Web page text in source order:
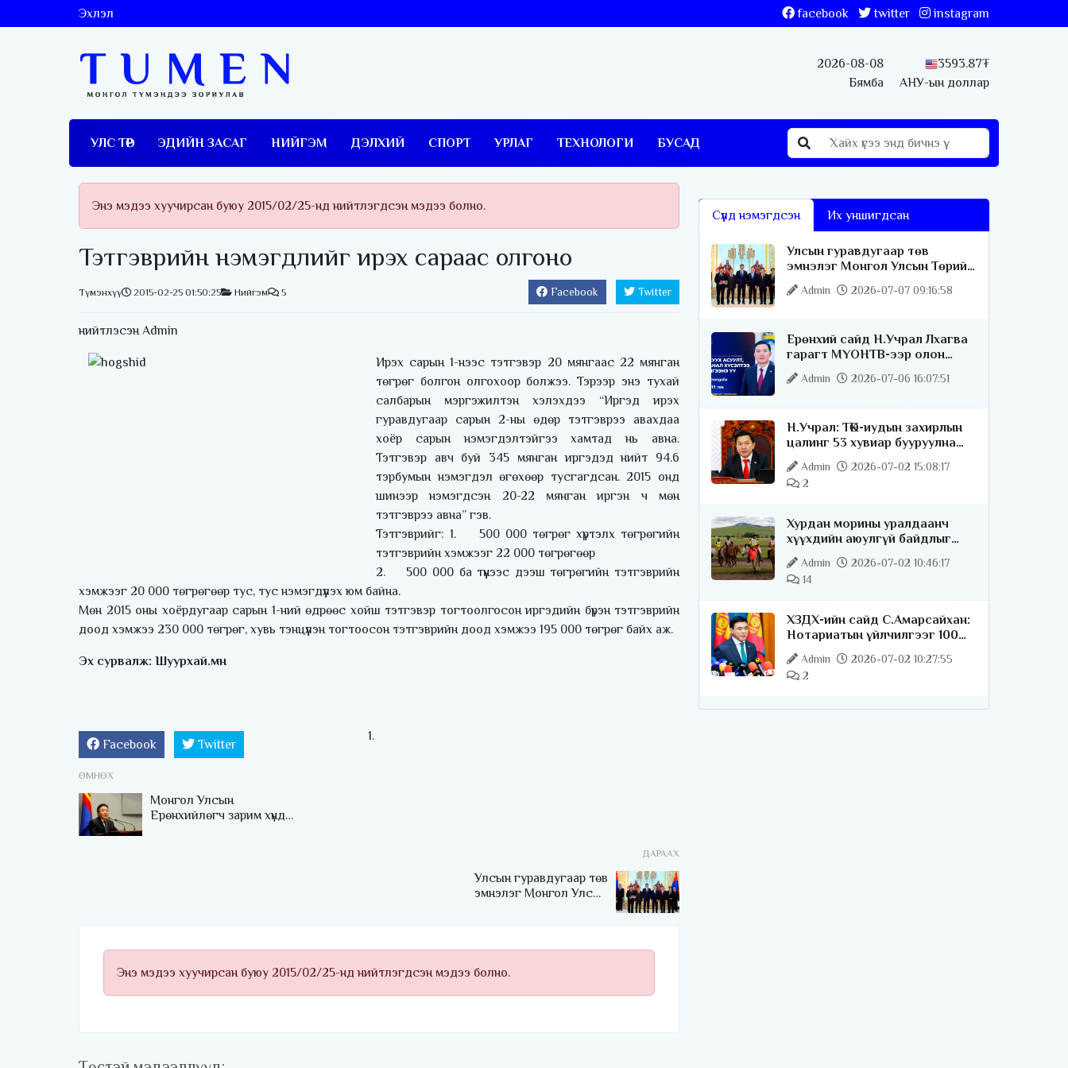
Эхлэл facebook twitter instagram
2026-08-08
Бямба
3593.87₮
АНУ-ын доллар
УЛС ТӨР ЭДИЙН ЗАСАГ НИЙГЭМ ДЭЛХИЙ СПОРТ УРЛАГ ТЕХНОЛОГИ БУСАД
Энэ мэдээ хуучирсан буюу 2015/02/25-нд нийтлэгдсэн мэдээ болно.
Тэтгэврийн нэмэгдлийг ирэх сараас олгоно
Түмэнхүү 2015-02-25 01:50:25 Нийгэм 5 Facebook Twitter
нийтлэсэнAdmin
Ирэх сарын 1-нээс тэтгэвэр 20 мянгаас 22 мянган
төгрөг болгон олгохоор болжээ. Тэрээр энэ тухай
салбарын мэргэжилтэн хэлэхдээ “Иргэд ирэх
гуравдугаар сарын 2-ны өдөр тэтгэврээ авахдаа
хоёр сарын нэмэгдэлтэйгээ хамтад нь авна.
Тэтгэвэр авч буй 345 мянган иргэдэд нийт 94.6
тэрбумын нэмэгдэл өгөхөөр тусгагдсан. 2015 онд
шинээр нэмэгдсэн 20-22 мянган иргэн ч мөн
тэтгэврээ авна” гэв.
Тэтгэврийг: 1. 500 000 төгрөг хүртэлх төгрөгийн
тэтгэврийн хэмжээг 22 000 төгрөгөөр
2. 500 000 ба түүнээс дээш төгрөгийн тэтгэврийн
хэмжээг 20 000 төгрөгөөр тус, тус нэмэгдүүлэх юм байна.
Мөн 2015 оны хоёрдугаар сарын 1-ний өдрөөс хойш тэтгэвэр тогтоолгосон иргэдийн бүрэн тэтгэврийн
доод хэмжээ 230 000 төгрөг, хувь тэнцүүлэн тогтоосон тэтгэврийн доод хэмжээ 195 000 төгрөг байх аж.
Эх сурвалж: Шуурхай.мн
Facebook Twitter
ӨМНӨХ
Монгол Улсын
Ерөнхийлөгч зарим хүнд
ДАРААХ
Улсын гуравдугаар төв
эмнэлэг Монгол Улсын
Энэ мэдээ хуучирсан буюу 2015/02/25-нд нийтлэгдсэн мэдээ болно.
Сүүлд нэмэгдсэн Их уншигдсан
Улсын гуравдугаар төв
эмнэлэг Монгол Улсын Төрийн
соёрхлыг 4 дэх удаагаа
хүртлээ
Admin 2026-07-07 09:16:58
Ерөнхий сайд Н.Учрал Лхагва
гарагт МҮОНТВ-ээр олон
нийттэй шууд ярилцана
Admin 2026-07-06 16:07:51
Н.Учрал: ТӨК-иудын захирлын
цалинг 53 хувиар бууруулна
гэдгээ хатуу,
хариуцлагатайгаар хэлье
Admin
2026-07-02 15:08:17
2
Хурдан морины уралдаанч
хүүхдийн аюулгүй байдлыг
хангах чиглэлээр ажиллаж
байна
Admin
2026-07-02 10:46:17
14
ХЗДХ-ийн сайд С.Амарсайхан:
Нотариатын үйлчилгээг 100
хувь цахимжуулна
Admin
2026-07-02 10:27:55
2